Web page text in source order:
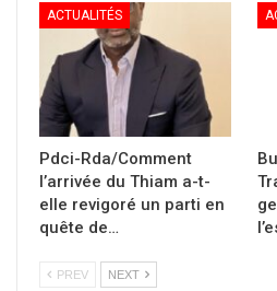
ACTUALITÉS
Pdci-Rda/Comment
l’arrivée du Thiam a-t-
elle revigoré un parti en
quête de…
PREV NEXT